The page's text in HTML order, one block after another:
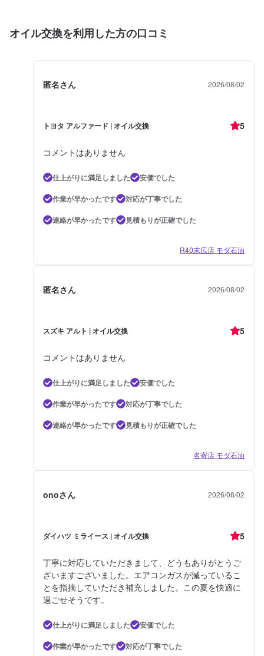
オイル交換を利用した方の口コミ
匿名さん 2026/08/02
トヨタ アルファード | オイル交換 5
コメントはありません
仕上がりに満足しました
安価でした
作業が早かったです
対応が丁寧でした
連絡が早かったです
見積もりが正確でした
R40末広店 モダ石油
匿名さん 2026/08/02
スズキ アルト | オイル交換 5
コメントはありません
仕上がりに満足しました
安価でした
作業が早かったです
対応が丁寧でした
連絡が早かったです
見積もりが正確でした
名寄店 モダ石油
onoさん 2026/08/02
ダイハツ ミライース | オイル交換 5
丁寧に対応していただきまして、どうもありがとうご
ざいますございました。エアコンガスが減っているこ
とを指摘していただき補充しました。この夏を快適に
過ごせそうです。
仕上がりに満足しました
安価でした
作業が早かったです
対応が丁寧でした